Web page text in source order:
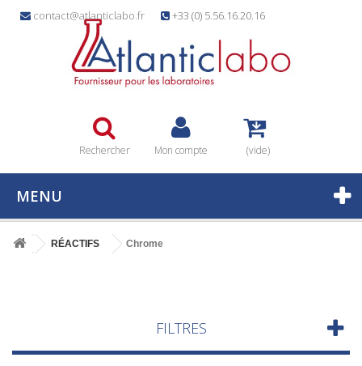
contact@atlanticlabo.fr +33 (0) 5.56.16.20.16
Rechercher Mon compte (vide)
MENU
RÉACTIFS Chrome
FILTRES